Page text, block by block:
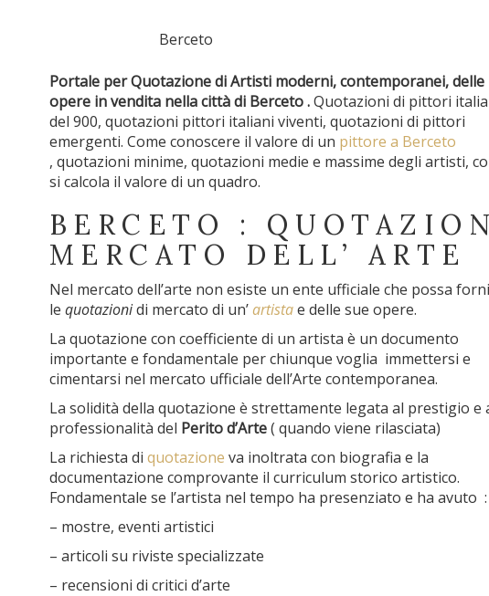
Berceto
Portale per Quotazione di Artisti moderni, contemporanei,
opere in vendita nella città di Berceto .Quotazioni di pittori
del 900, quotazioni pittori italiani viventi, quotazioni di pittori
emergenti. Come conoscere il valore di un pittore a Berceto
, quotazioni minime, quotazioni medie e massime degli artisti,
si calcola il valore di un quadro.
BERCETO :
MERCATO DELL’ ARTE
Nel mercato dell’arte non esiste un ente ufficiale che possa
le quotazionidi mercato di un’artistae delle sue opere.
La quotazione con coefficiente di un artista è un documento
importante e fondamentale per chiunque voglia immettersi e
cimentarsi nel mercato ufficiale dell’Arte contemporanea.
La solidità della quotazione è strettamente legata al prestigio e
professionalità del Perito d’Arte( quando viene rilasciata)
La richiesta di quotazione va inoltrata con biografia e la
documentazione comprovante il curriculum storico artistico.
Fondamentale se l’artista nel tempo ha presenziato e ha avuto :
– mostre, eventi artistici
– articoli su riviste specializzate
– recensioni di critici d’arte